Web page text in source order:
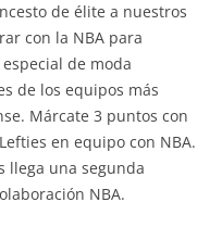
de élite a nuestros
con la NBA para
de moda
de los equipos más
Márcate 3 puntos con
en equipo con NBA.
llega una segunda
NBA.